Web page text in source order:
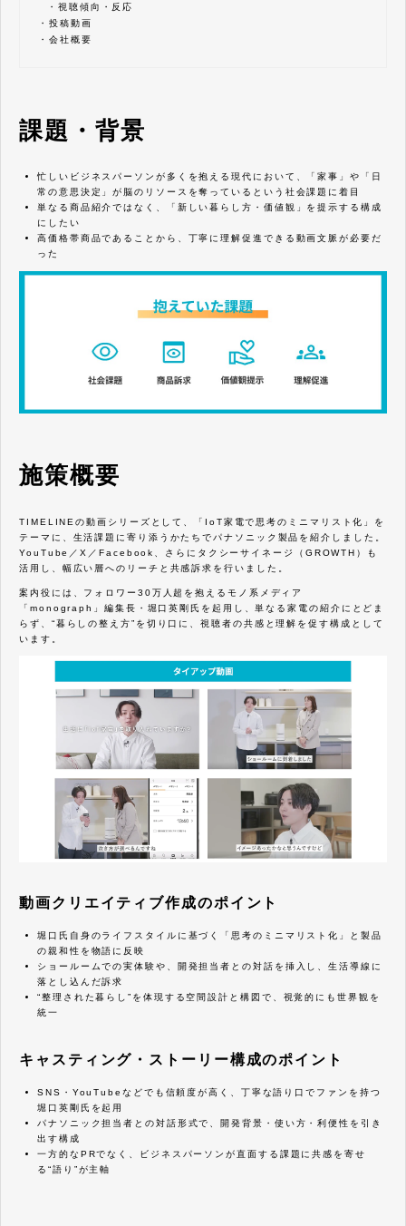
・ 視聴傾向・反応
・ 投稿動画
・ 会社概要
課題・背景
忙しいビジネスパーソンが多くを抱える現代において、「家事」や「日
常の意思決定」が脳のリソースを奪っているという社会課題に着目
単なる商品紹介ではなく、「新しい暮らし方・価値観」を提示する構成
にしたい
高価格帯商品であることから、丁寧に理解促進できる動画文脈が必要だ
った
施策概要
TIMELINEの動画シリーズとして、「IoT家電で思考のミニマリスト化」を
テーマに、生活課題に寄り添うかたちでパナソニック製品を紹介しました。
YouTube／X／Facebook、さらにタクシーサイネージ（GROWTH）も
活用し、幅広い層へのリーチと共感訴求を行いました。
案内役には、フォロワー30万人超を抱えるモノ系メディア
「monograph」編集長・堀口英剛氏を起用し、単なる家電の紹介にとどま
らず、“暮らしの整え方”を切り口に、視聴者の共感と理解を促す構成として
います。
動画クリエイティブ作成のポイント
堀口氏自身のライフスタイルに基づく「思考のミニマリスト化」と製品
の親和性を物語に反映
ショールームでの実体験や、開発担当者との対話を挿入し、生活導線に
落とし込んだ訴求
“整理された暮らし”を体現する空間設計と構図で、視覚的にも世界観を
統一
キャスティング・ストーリー構成のポイント
SNS・YouTubeなどでも信頼度が高く、丁寧な語り口でファンを持つ
堀口英剛氏を起用
パナソニック担当者との対話形式で、開発背景・使い方・利便性を引き
出す構成
一方的なPRでなく、ビジネスパーソンが直面する課題に共感を寄せ
る“語り”が主軸